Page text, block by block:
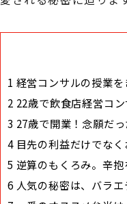
1 経営コンサルの授業
2 22歳で飲食店経営コ
3 27歳で開業！念願だ
4目先の利益だけでなく
5 逆算のもくろみ。辛
6 人気の秘密は、バラ